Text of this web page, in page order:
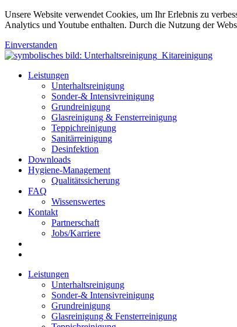
Unsere Website verwendet Cookies, um Ihr Erlebnis zu
Analytics und Youtube enthalten. Durch die Nutzung der
Einverstanden
Leistungen
Unterhaltsreinigung
Sonder-& Intensivreinigung
Grundreinigung
Glasreinigung & Fensterreinigung
Teppichreinigung
Sanitärreinigung
Desinfektion
Downloads
Hygiene-Management
Qualitätssicherung
FAQ
Wissenswertes
Kontakt
Partnerschaft
Jobs/Karriere
Leistungen
Unterhaltsreinigung
Sonder-& Intensivreinigung
Grundreinigung
Glasreinigung & Fensterreinigung